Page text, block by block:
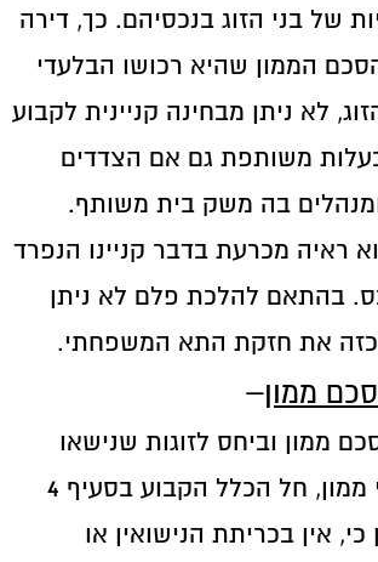
של בני הזוג בנכסיהם. כך, דירה
הממון שהיא רכושו הבלעדי
לא ניתן מבחינה קניינית לקבוע
משותפת גם אם הצדדים
בה משק בית משותף.
ראיה מכרעת בדבר קניינו הנפרד
בהתאם להלכת פלם לא ניתן
כזה את חזקת התא המשפחתי.
ממון–
ממון וביחס לזוגות שנישאו
חוק יחסי ממון, חל הכלל הקבוע בסעיף 4
כי, אין בכריתת הנישואין או